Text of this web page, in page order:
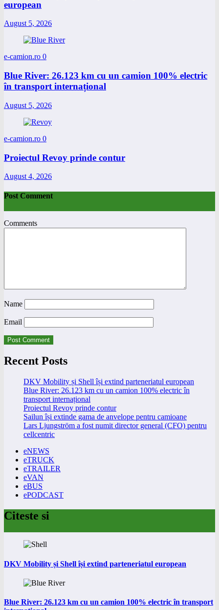
european
August 5, 2026
e-camion.ro 0
Blue River: 26.123 km cu un camion 100% electric
în transport internațional
August 5, 2026
e-camion.ro 0
Proiectul Revoy prinde contur
August 4, 2026
Post Comment
Comments
Name
Email
Recent Posts
DKV Mobility și Shell își extind parteneriatul european
Blue River: 26.123 km cu un camion 100% electric în
transport internațional
Proiectul Revoy prinde contur
Sailun își extinde gama de anvelope pentru camioane
Lars Ljungström a fost numit director general (CFO) pentru
cellcentric
eNEWS
eTRUCK
eTRAILER
eVAN
eBUS
ePODCAST
Citeste si
DKV Mobility și Shell își extind parteneriatul european
Blue River: 26.123 km cu un camion 100% electric în transport